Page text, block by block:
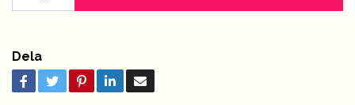
Dela